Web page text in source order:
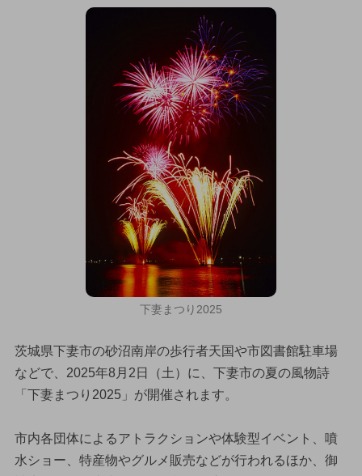
下妻まつり2025
茨城県下妻市の砂沼南岸の歩行者天国や市図書館駐車場
などで、2025年8月2日（土）に、下妻市の夏の風物詩
「下妻まつり2025」が開催されます。
市内各団体によるアトラクションや体験型イベント、噴
水ショー、特産物やグルメ販売などが行われるほか、御